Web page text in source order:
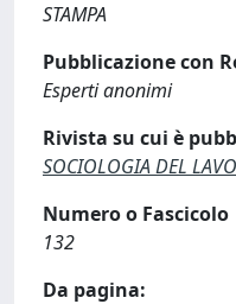
STAMPA
Pubblicazione con
Esperti anonimi
Rivista su cui è
SOCIOLOGIA DEL
Numero o Fascicolo
132
Da pagina: